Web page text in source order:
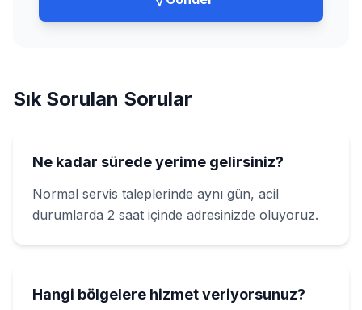
Sık Sorulan Sorular
Ne kadar sürede yerime gelirsiniz?
Normal servis taleplerinde aynı gün, acil
durumlarda 2 saat içinde adresinizde oluyoruz.
Hangi bölgelere hizmet veriyorsunuz?